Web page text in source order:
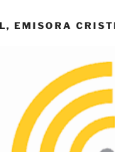
EMISORA